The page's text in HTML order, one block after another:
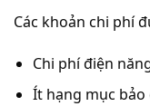
Các khoản chi phí
Chi phí điện
Ít hạng mục